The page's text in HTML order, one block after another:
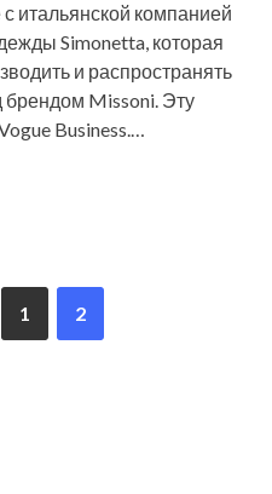
итальянской компанией
Simonetta, которая
и распространять
Missoni. Эту
Business.…
1 2